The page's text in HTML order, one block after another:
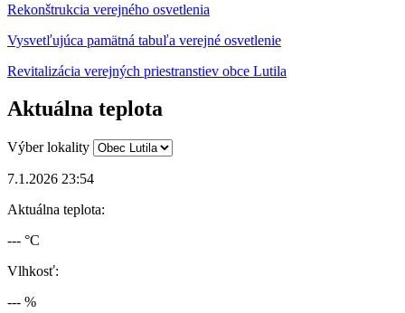
Rekonštrukcia verejného osvetlenia
Vysvetľujúca pamätná tabuľa verejné osvetlenie
Revitalizácia verejných priestranstiev obce Lutila
Aktuálna teplota
Výber lokality
7.1.2026 23:54
Aktuálna teplota:
--- °C
Vlhkosť:
--- %